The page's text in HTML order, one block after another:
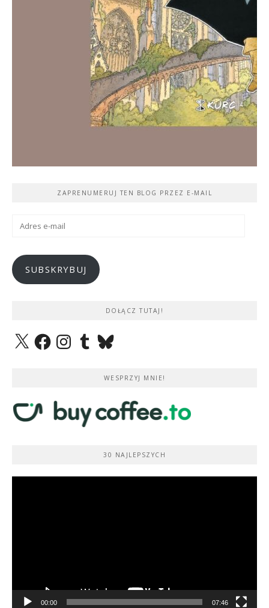
ZAPRENUMERUJ TEN BLOG PRZEZ E-MAIL
Adres
SUBSKRYBUJ
DOŁĄCZ TUTAJ!
X FacebookInstagramTumblrBluesky
WESPRZYJ MNIE!
30 NAJLEPSZYCH
00:00 07:46